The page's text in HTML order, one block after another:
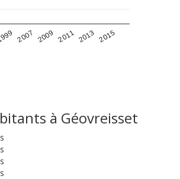
2007 2009 2011 2013 2015
à Géovreisset